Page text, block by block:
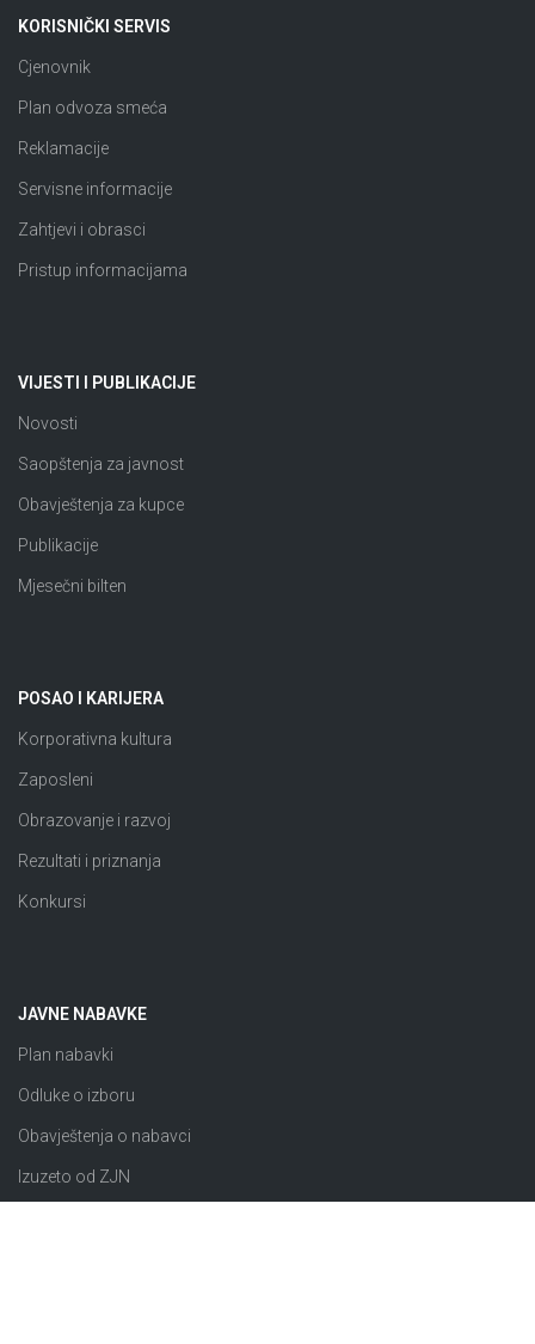
KORISNIČKI SERVIS
Cjenovnik
Plan odvoza smeća
Reklamacije
Servisne informacije
Zahtjevi i obrasci
Pristup informacijama
VIJESTI I PUBLIKACIJE
Novosti
Saopštenja za javnost
Obavještenja za kupce
Publikacije
Mjesečni bilten
POSAO I KARIJERA
Korporativna kultura
Zaposleni
Obrazovanje i razvoj
Rezultati i priznanja
Konkursi
JAVNE NABAVKE
Plan nabavki
Odluke o izboru
Obavještenja o nabavci
Izuzeto od ZJN